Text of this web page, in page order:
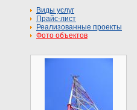
Виды услуг
Прайс-лист
Реализованные проекты
Фото объектов